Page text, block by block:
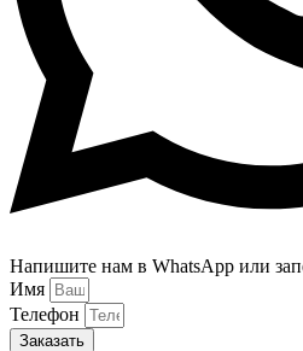
Напишите нам в WhatsApp или
Имя
Телефон
Заказать